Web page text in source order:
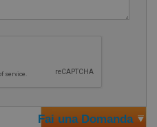
Fai una Domanda